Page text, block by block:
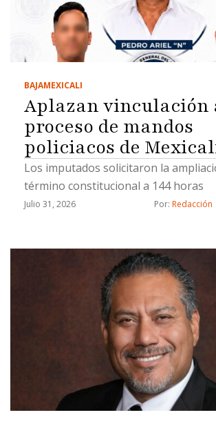
BAJAMEXICALI
Aplazan vinculación
proceso de mandos
policiacos de
Los imputados solicitaron la
término constitucional a 144 horas
Julio 31, 2026 Por: Redacción